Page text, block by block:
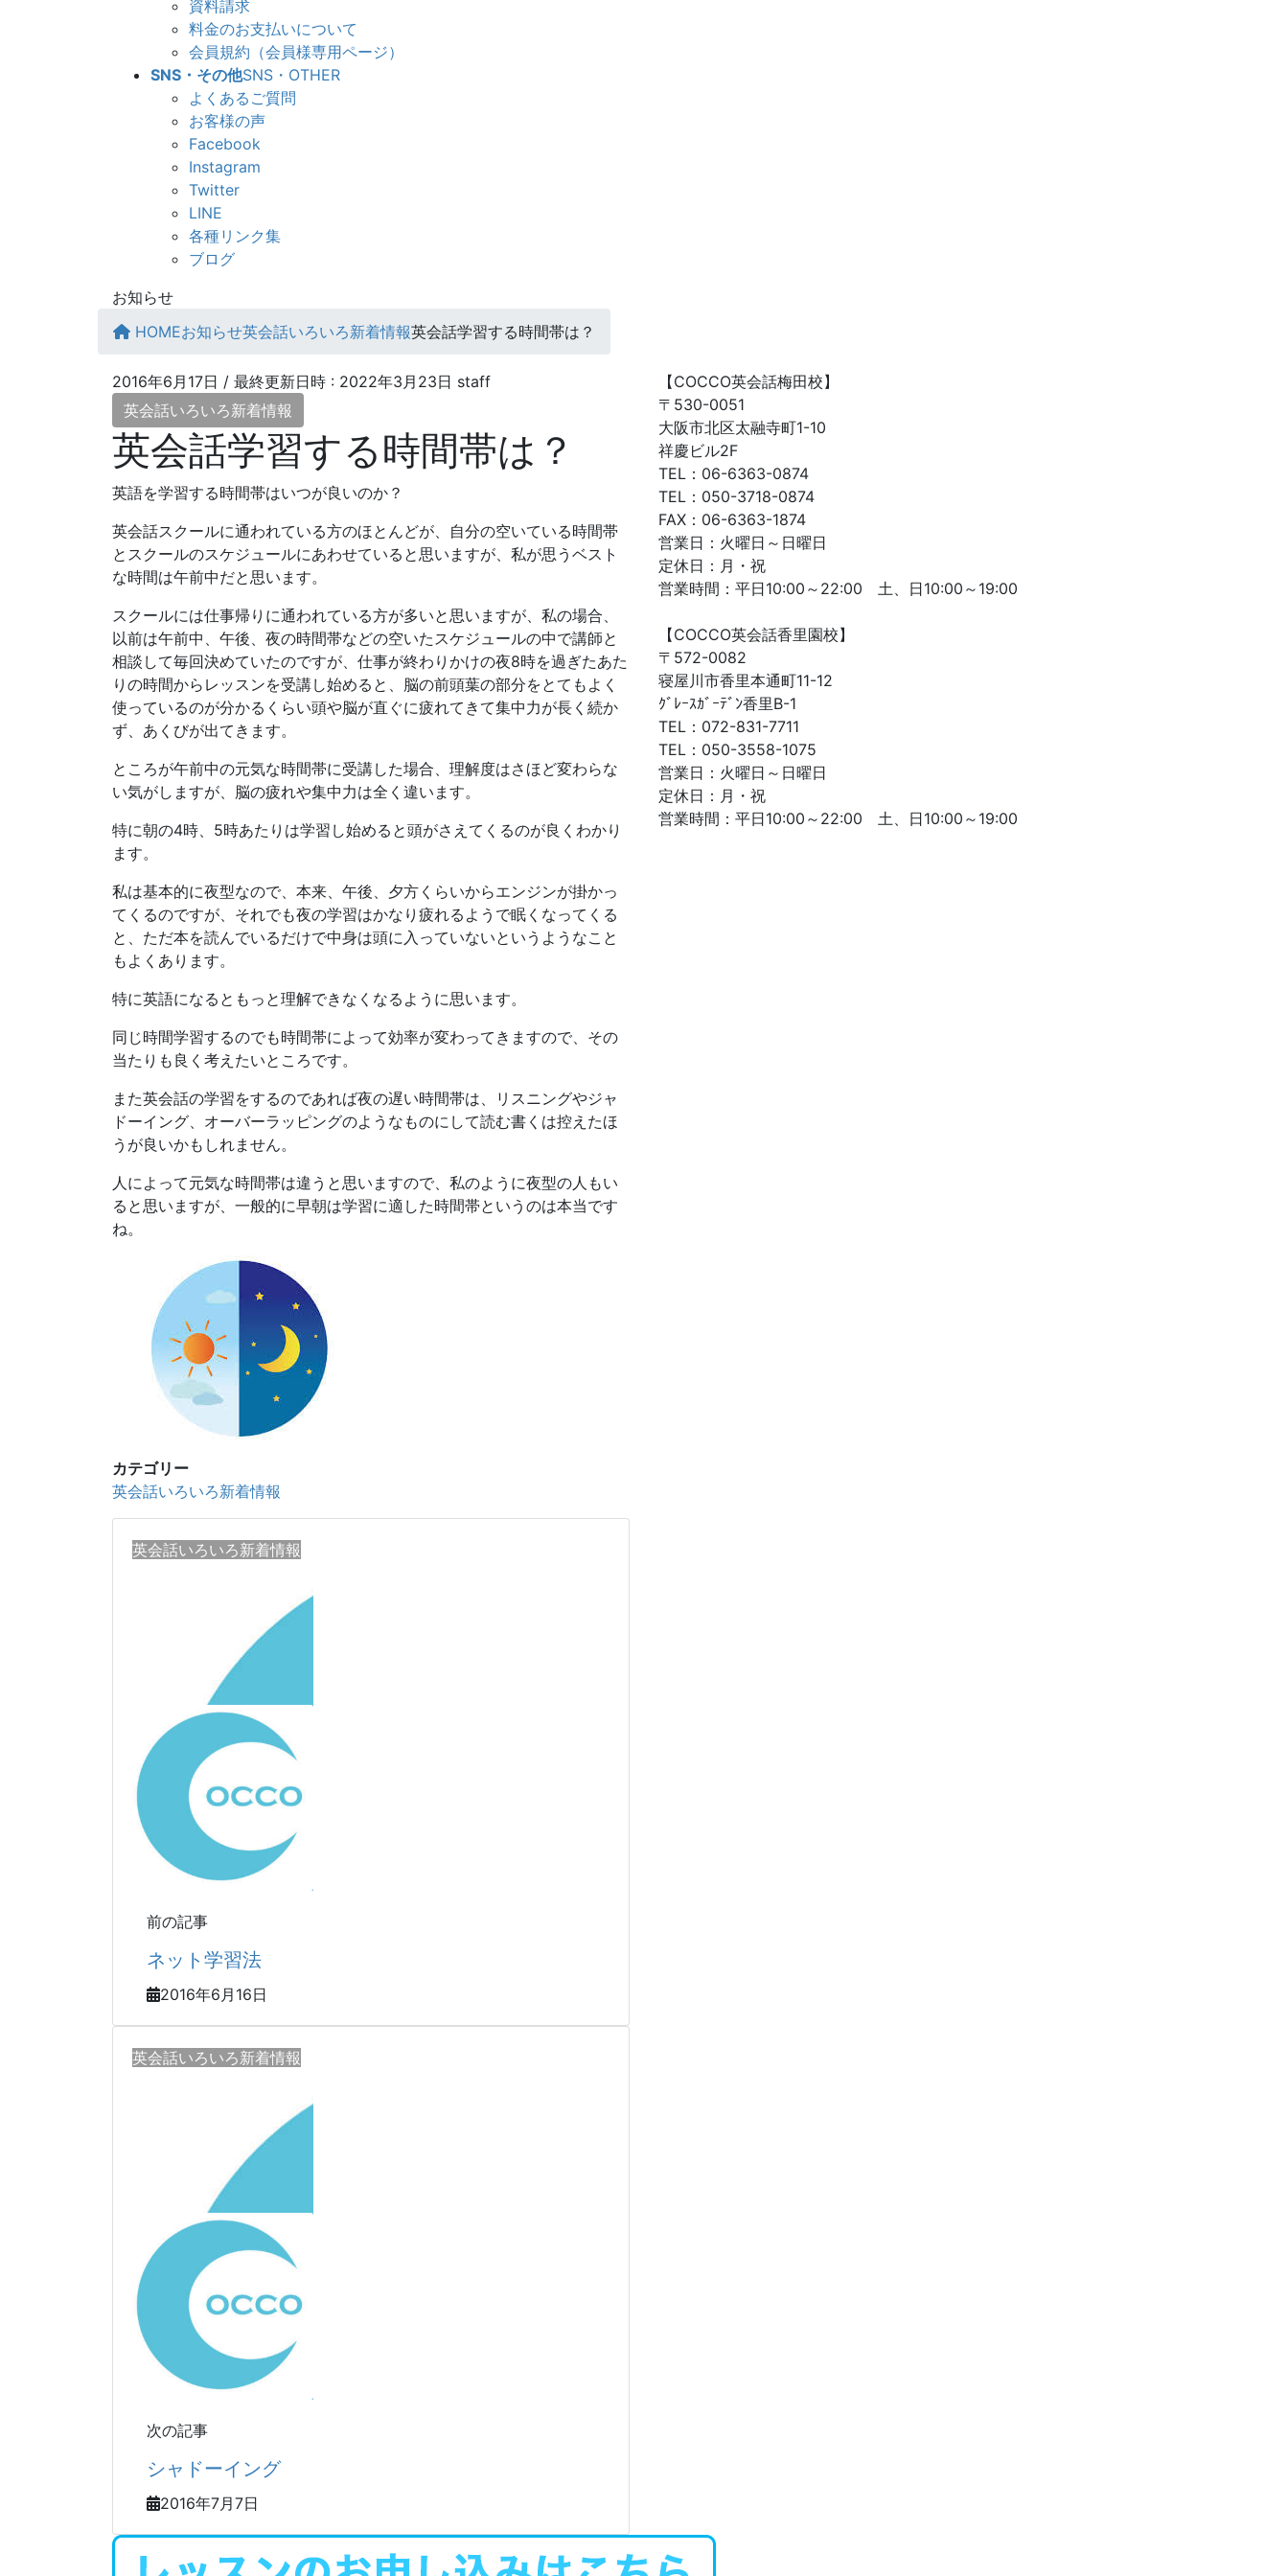
資料請求
料金のお支払いについて
会員規約（会員様専用ページ）
SNS・その他SNS・OTHER
よくあるご質問
お客様の声
Facebook
Instagram
Twitter
LINE
各種リンク集
ブログ
お知らせ
HOMEお知らせ英会話いろいろ新着情報英会話学習する時間帯は？
2016年6月17日 / 最終更新日時 : 2022年3月23日 staff
英会話いろいろ新着情報
英会話学習する時間帯は？
英語を学習する時間帯はいつが良いのか？
英会話スクールに通われている方のほとんどが、自分の空いている時間帯
とスクールのスケジュールにあわせていると思いますが、私が思うベスト
な時間は午前中だと思います。
スクールには仕事帰りに通われている方が多いと思いますが、私の場合、
以前は午前中、午後、夜の時間帯などの空いたスケジュールの中で講師と
相談して毎回決めていたのですが、仕事が終わりかけの夜8時を過ぎたあた
りの時間からレッスンを受講し始めると、脳の前頭葉の部分をとてもよく
使っているのが分かるくらい頭や脳が直ぐに疲れてきて集中力が長く続か
ず、あくびが出てきます。
ところが午前中の元気な時間帯に受講した場合、理解度はさほど変わらな
い気がしますが、脳の疲れや集中力は全く違います。
特に朝の4時、5時あたりは学習し始めると頭がさえてくるのが良くわかり
ます。
私は基本的に夜型なので、本来、午後、夕方くらいからエンジンが掛かっ
てくるのですが、それでも夜の学習はかなり疲れるようで眠くなってくる
と、ただ本を読んでいるだけで中身は頭に入っていないというようなこと
もよくあります。
特に英語になるともっと理解できなくなるように思います。
同じ時間学習するのでも時間帯によって効率が変わってきますので、その
当たりも良く考えたいところです。
また英会話の学習をするのであれば夜の遅い時間帯は、リスニングやジャ
ドーイング、オーバーラッピングのようなものにして読む書くは控えたほ
うが良いかもしれません。
人によって元気な時間帯は違うと思いますので、私のように夜型の人もい
ると思いますが、一般的に早朝は学習に適した時間帯というのは本当です
ね。
カテゴリー
英会話いろいろ新着情報
英会話いろいろ新着情報
前の記事
ネット学習法
2016年6月16日
英会話いろいろ新着情報
次の記事
シャドーイング
2016年7月7日
【COCCO英会話梅田校】
〒530-0051
大阪市北区太融寺町1-10
祥慶ビル2F
TEL：06-6363-0874
TEL：050-3718-0874
FAX：06-6363-1874
営業日：火曜日～日曜日
定休日：月・祝
営業時間：平日10:00～22:00 土、日10:00～19:00
【COCCO英会話香里園校】
〒572-0082
寝屋川市香里本通町11-12
ｸﾞﾚｰｽｶﾞｰﾃﾞﾝ香里B-1
TEL：072-831-7711
TEL：050-3558-1075
営業日：火曜日～日曜日
定休日：月・祝
営業時間：平日10:00～22:00 土、日10:00～19:00